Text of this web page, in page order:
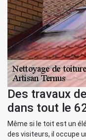
Des travaux
dans tout le
Même si le toit est un
des visiteurs, il occupe